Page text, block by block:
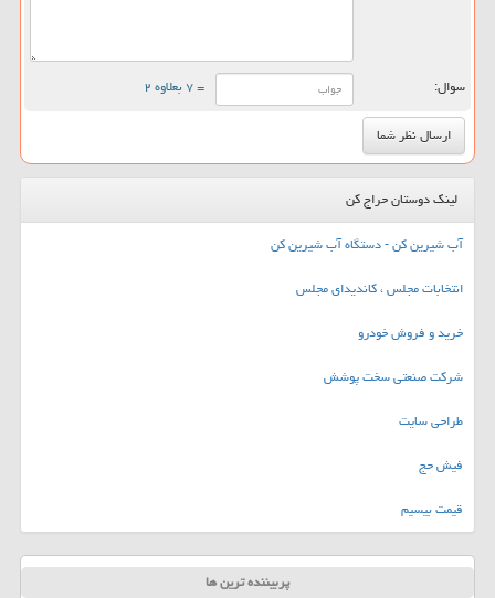
سوال: = ۷ بعلاوه ۲
لینک دوستان حراج کن
آب شیرین کن - دستگاه آب شیرین کن
انتخابات مجلس ، کاندیدای مجلس
خرید و فروش خودرو
شرکت صنعتی سخت پوشش
طراحی سایت
فیش حج
قیمت بیسیم
پربیننده ترین ها